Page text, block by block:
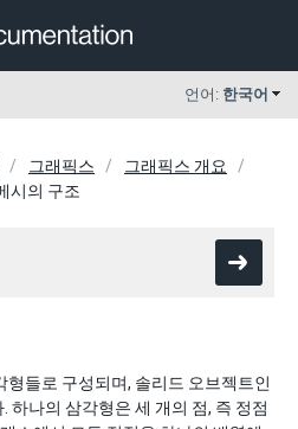
언어: 한국어
그래픽스
그래픽스 개요
시의 구조
형들로 구성되며, 솔리드 오브젝트인
하나의 삼각형은 세 개의 점, 즉 정점